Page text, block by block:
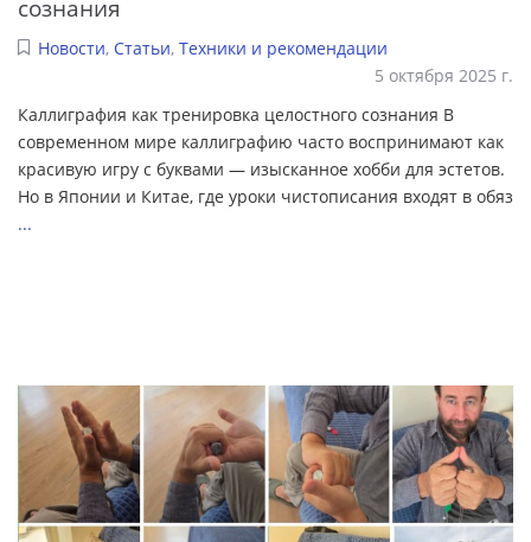
сознания
Новости, Статьи, Техники и рекомендации
5 октября 2025 г.
Каллиграфия как тренировка целостного сознания В
современном мире каллиграфию часто воспринимают как
красивую игру с буквами — изысканное хобби для эстетов.
Но в Японии и Китае, где уроки чистописания входят в обяз
...